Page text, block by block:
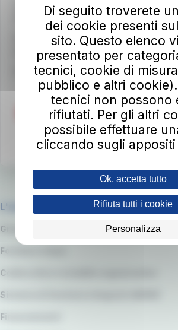
Viale del Progresso n. 6
50032 Borgo San Lorenzo (FI)
Partita IVA 02194050486
autolineetoscane@pec.it
Per info e reclamiat-bus.it/parlaconat
L'azienda
Gruppo RATP
Fornitori e Gare
Codice etico e modello organizzativo
Sistema di Gestione integrato QARSS
Finanziamenti
Di seguito troverete
dei cookie presenti
sito. Questo elenco
presentato per
tecnici, cookie di
pubblico e altri
tecnici non possono
rifiutati. Per gli altri
possibile effettuare
cliccando sugli
Ok, accetta tutto
Rifiuta tutti i cookie
Personalizza